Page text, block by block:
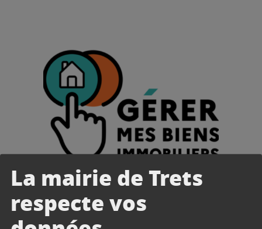
La mairie de Trets
respecte vos
DEMARCHE
05/02/2024
Gérer mes biens immobiliers